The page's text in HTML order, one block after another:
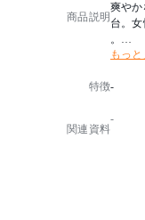
商品説明
爽や
台。
。
もっ
特徴-
関連資料
-